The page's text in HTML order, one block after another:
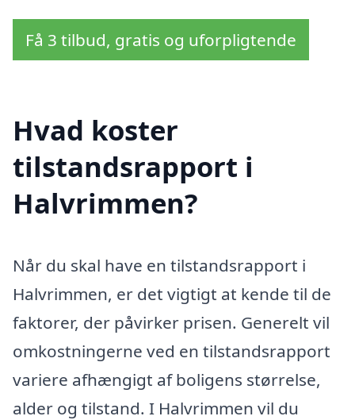
Få 3 tilbud, gratis og uforpligtende
Hvad koster
tilstandsrapport i
Halvrimmen?
Når du skal have en tilstandsrapport i
Halvrimmen, er det vigtigt at kende til de
faktorer, der påvirker prisen. Generelt vil
omkostningerne ved en tilstandsrapport
variere afhængigt af boligens størrelse,
alder og tilstand. I Halvrimmen vil du